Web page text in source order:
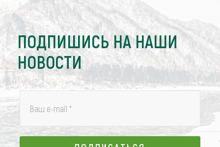
ПОДПИШИСЬ НА НАШИ
НОВОСТИ
Ваш e-mail *